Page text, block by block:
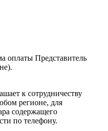
оплаты Представитель
к сотрудничеству
регионе, для
содержащего
по телефону.